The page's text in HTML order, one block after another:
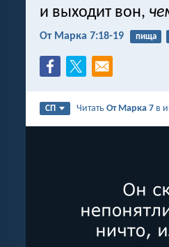
и выходит вон,
От Марка 7:18-19 пища
СП ЧитатьОт Марка 7 в